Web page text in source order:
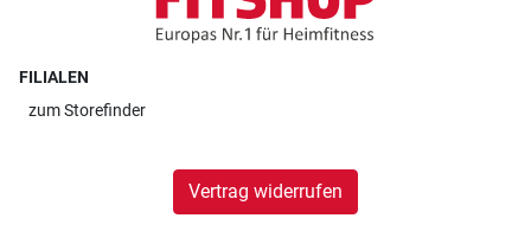
FILIALEN
zumStorefinder
Vertrag widerrufen